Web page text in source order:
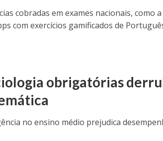
cobradas em exames nacionais, como
com exercícios gamificados de
obrigatórias
no ensino médio prejudica